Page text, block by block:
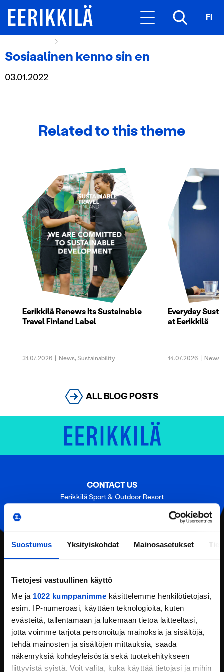
Suostumus Yksityiskohdat Mainosasetukset
Tietojesi vastuullinen käyttö
Me ja 1022 kumppanimme käsittelemme henkilötietojasi,
esim. IP-numeroasi, käyttäen teknologioita, kuten
evästeitä, tallentamaan ja lukemaan tietoa laitteeltasi,
jotta voimme tarjota personoituja mainoksia ja sisältöjä,
tehdä mainosten ja sisältöjen mittauksia, saada
näkemyksiä kohdeyleisöstä sekä tuotekehitykseen
liittyvistä syistä. Voit valita, kuka käyttää tietojasi ja mihin
FI
Sosiaalinen kenno sin en
03.01.2022
Related to this theme
Eerikkilä Renews Its Sustainable
Travel Finland Label
31.07.2026 News,Sustainability
Everyday
at Eerikkilä
14.07.2026 News
ALL BLOG POSTS
CONTACT US
Eerikkilä Sport & Outdoor Resort
Tel:(+358) 201 108 200
Email:reception@eerikkila.fi
REQUEST AN OFFER
FEEDBACK